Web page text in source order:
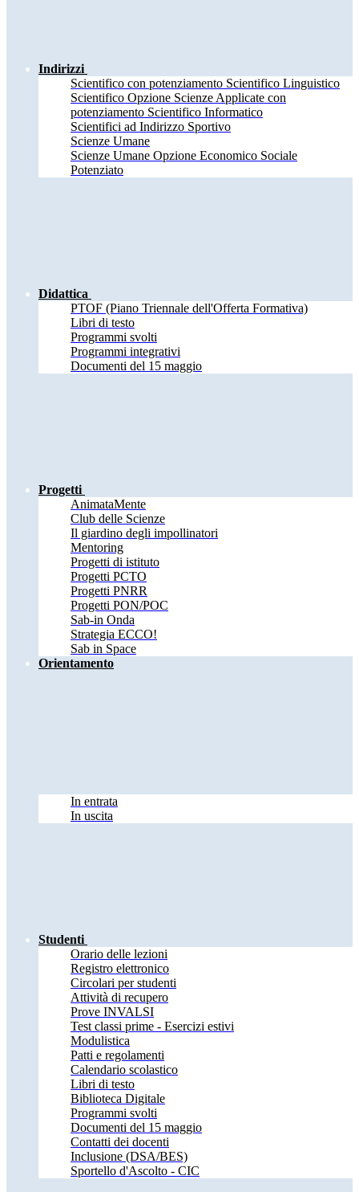
Indirizzi
Scientifico con potenziamento Scientifico Linguistico
Scientifico Opzione Scienze Applicate con
potenziamento Scientifico Informatico
Scientifici ad Indirizzo Sportivo
Scienze Umane
Scienze Umane Opzione Economico Sociale
Potenziato
Didattica
PTOF (Piano Triennale dell'Offerta Formativa)
Libri di testo
Programmi svolti
Programmi integrativi
Documenti del 15 maggio
Progetti
AnimataMente
Club delle Scienze
Il giardino degli impollinatori
Mentoring
Progetti di istituto
Progetti PCTO
Progetti PNRR
Progetti PON/POC
Sab-in Onda
Strategia ECCO!
Sab in Space
Orientamento
In entrata
In uscita
Studenti
Orario delle lezioni
Registro elettronico
Circolari per studenti
Attività di recupero
Prove INVALSI
Test classi prime - Esercizi estivi
Modulistica
Patti e regolamenti
Calendario scolastico
Libri di testo
Biblioteca Digitale
Programmi svolti
Documenti del 15 maggio
Contatti dei docenti
Inclusione (DSA/BES)
Sportello d'Ascolto - CIC